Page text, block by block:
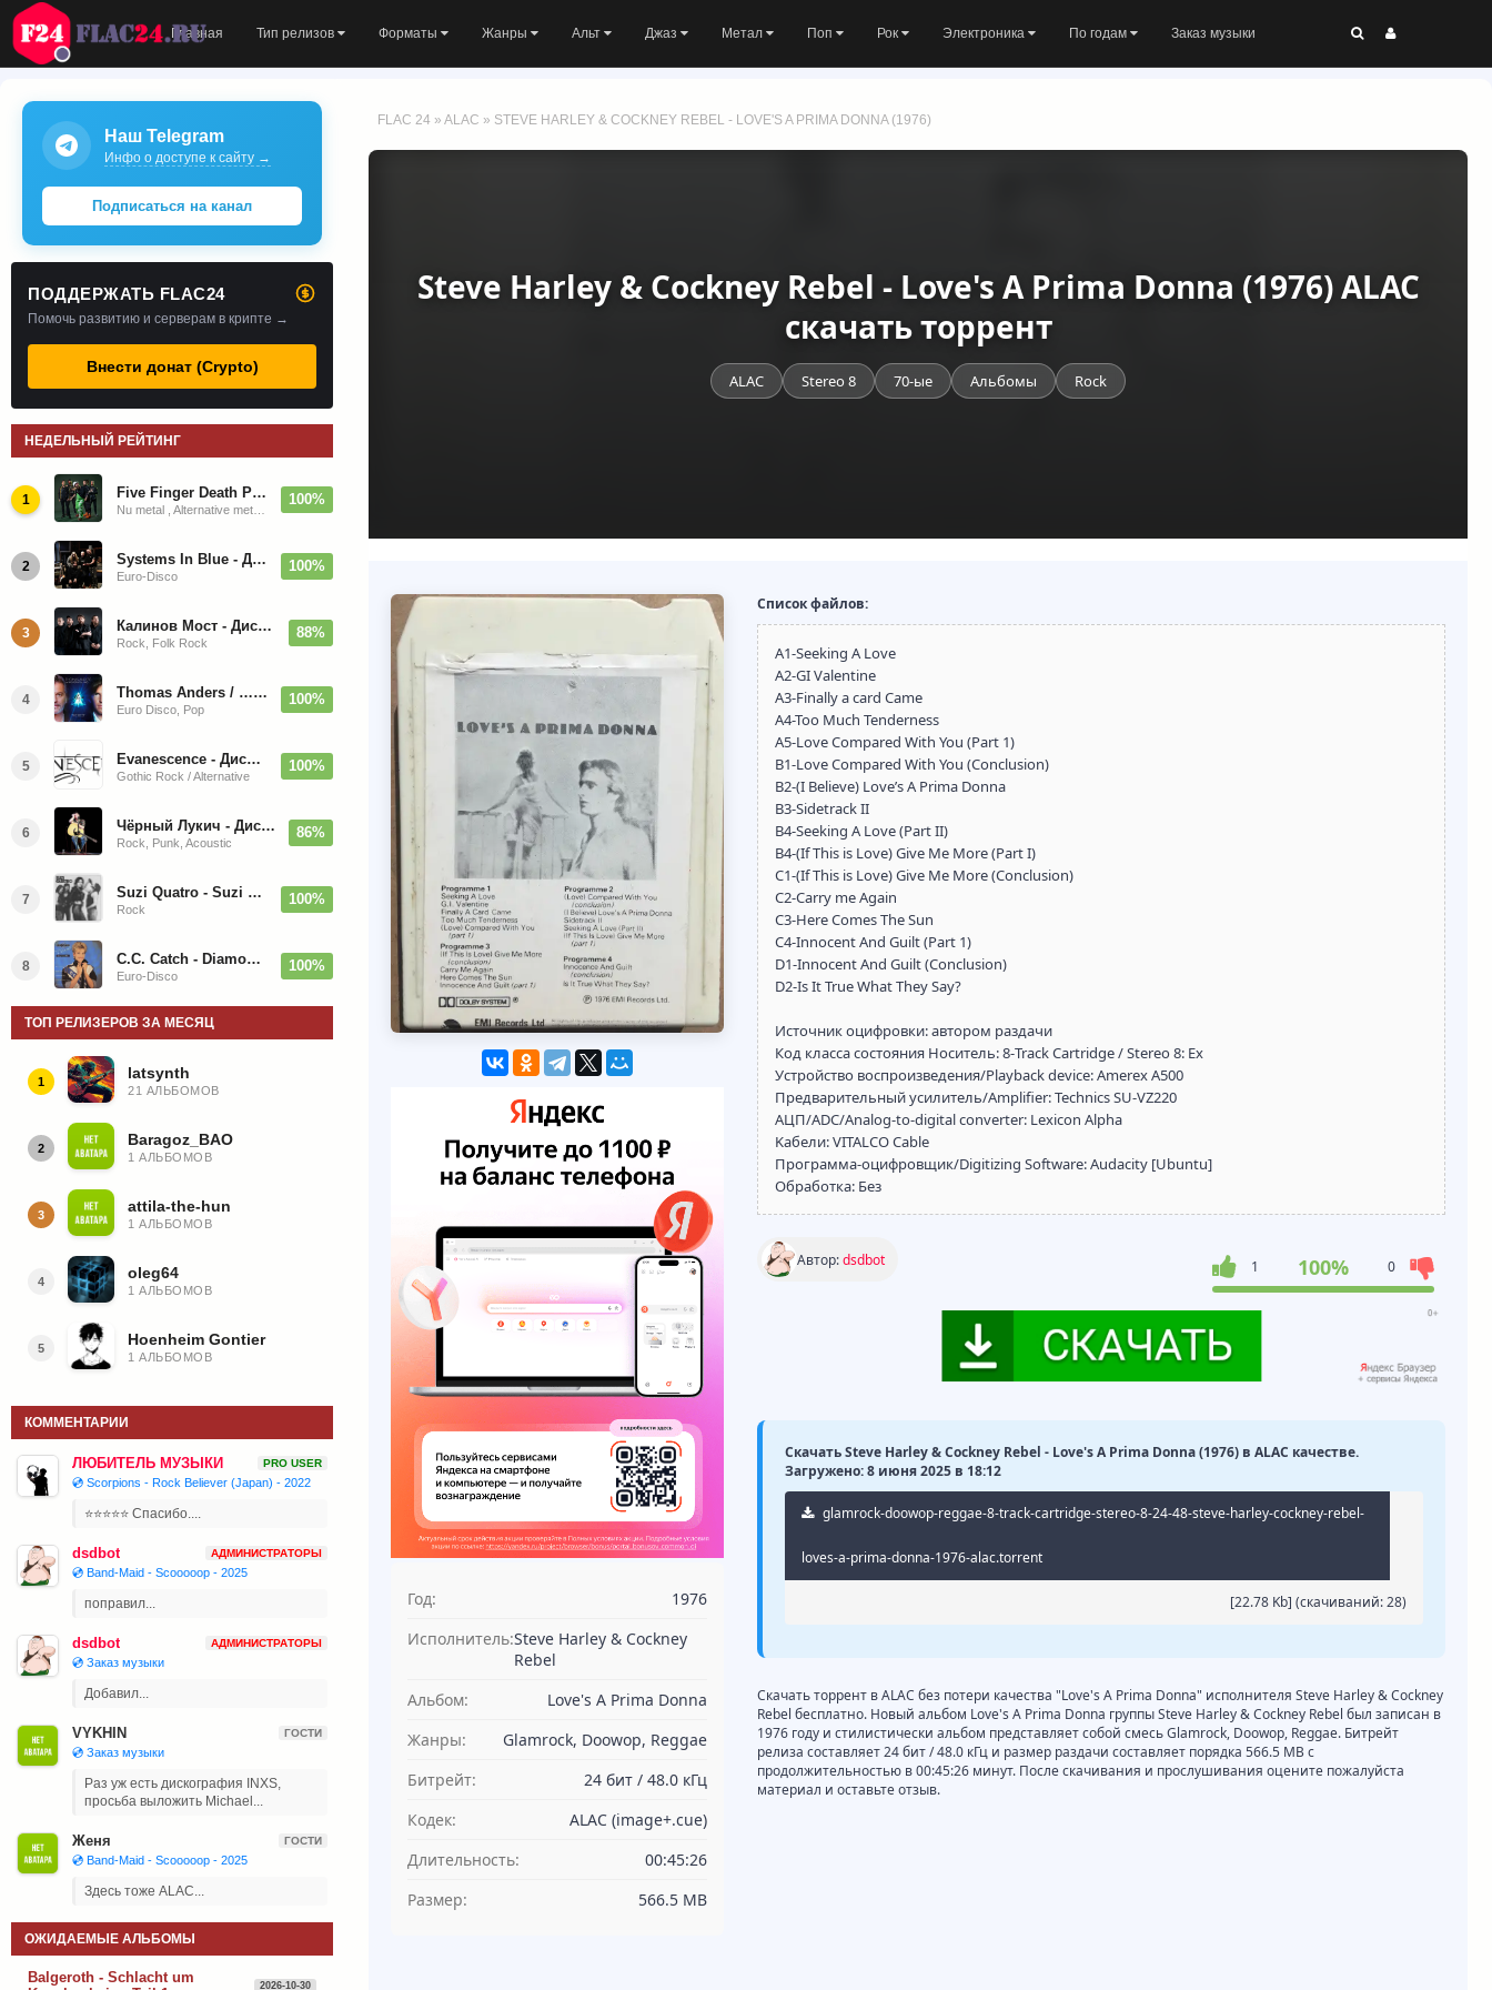
Главная Тип релизов Форматы Жанры Альт Джаз Метал Поп Рок Электроника По годам Заказ музыки
FLAC 24 » ALAC » STEVE HARLEY & COCKNEY REBEL - LOVE'S A PRIMA DONNA (1976)
Steve Harley & Cockney Rebel - Love's A Prima Donna (1976) ALAC
скачать торрент
ALAC Stereo 8 70-ые Альбомы Rock
Год:
1976
Исполнитель:Steve Harley & Cockney
Rebel
Альбом:
Love's A Prima Donna
Жанры:
Glamrock, Doowop, Reggae
Битрейт:
24 бит / 48.0 кГц
Кодек:
ALAC (image+.cue)
Длительность:
00:45:26
Размер:
566.5 MB
Список файлов:
A1-Seeking A Love
A2-GI Valentine
A3-Finally a card Came
A4-Too Much Tenderness
A5-Love Compared With You (Part 1)
B1-Love Compared With You (Conclusion)
B2-(I Believe) Love’s A Prima Donna
B3-Sidetrack II
B4-Seeking A Love (Part II)
B4-(If This is Love) Give Me More (Part I)
C1-(If This is Love) Give Me More (Conclusion)
C2-Carry me Again
C3-Here Comes The Sun
C4-Innocent And Guilt (Part 1)
D1-Innocent And Guilt (Conclusion)
D2-Is It True What They Say?
Источник оцифровки: автором раздачи
Код класса состояния Носитель: 8-Track Cartridge / Stereo 8: Ex
Устройство воспроизведения/Playback device: Amerex A500
Предварительный усилитель/Amplifier: Technics SU-VZ220
АЦП/ADC/Analog-to-digital converter: Lexicon Alpha
Kабели: VITALCO Cable
Программа-оцифровщик/Digitizing Software: Audacity [Ubuntu]
Обработка: Без
Автор:dsdbot 1 100% 0
Скачать Steve Harley & Cockney Rebel - Love's A Prima Donna (1976) в ALAC качестве.
Загружено: 8 июня 2025 в 18:12
glamrock-doowop-reggae-8-track-cartridge-stereo-8-24-48-steve-harley-cockney-rebel-
loves-a-prima-donna-1976-alac.torrent
[22.78 Kb] (cкачиваний: 28)
Скачать торрент в ALAC без потери качества "Love's A Prima Donna" исполнителя Steve Harley & Cockney
Rebel бесплатно. Новый альбом Love's A Prima Donna группы Steve Harley & Cockney Rebel был записан в
1976 году и стилистически альбом представляет собой смесь Glamrock, Doowop, Reggae. Битрейт
релиза составляет 24 бит / 48.0 кГц и размер раздачи составляет порядка 566.5 MB с
продолжительностью в 00:45:26 минут. После скачивания и прослушивания оцените пожалуйста
материал и оставьте отзыв.
Наш Telegram
Инфо о доступе к сайту →
Подписаться на канал
ПОДДЕРЖАТЬ FLAC24
Помочь развитию и серверам в крипте →
Внести донат (Crypto)
НЕДЕЛЬНЫЙ РЕЙТИНГ
1 Five Finger Death Punch - Дискография (2008-2026) 100%
2 Systems In Blue - Дискография (2020-2026)
Euro-Disco
100%
3 Калинов Мост - Дискография (1986-2026)
Rock, Folk Rock
88%
4 Thomas Anders / … Sings Modern Talking: The Best hi-res
Euro Disco, Pop
100%
5 Evanescence - Дискография (1998-2026)
Gothic Rock / Alternative
100%
6 Чёрный Лукич - Дискография (1987-2014)
Rock, Punk, Acoustic
86%
7 Suzi Quatro - Suzi Quatro (Bonus Tracks, Remaster) 1973/2022
Rock
100%
8 C.C. Catch - Diamonds. Her Greatest Hits 1988
Euro-Disco
100%
ТОП РЕЛИЗЕРОВ ЗА МЕСЯЦ
1 latsynth
21 АЛЬБОМОВ
2 Baragoz_BAO
1 АЛЬБОМОВ
3 attila-the-hun
1 АЛЬБОМОВ
4 oleg64
1 АЛЬБОМОВ
5 Hoenheim Gontier
1 АЛЬБОМОВ
КОММЕНТАРИИ
ЛЮБИТЕЛЬ МУЗЫКИ PRO USER
💿 Scorpions - Rock Believer (Japan) - 2022
⭐⭐⭐⭐⭐ Спасибо....
dsdbot АДМИНИСТРАТОРЫ
💿 Band-Maid - Scooooop - 2025
поправил...
dsdbot АДМИНИСТРАТОРЫ
💿 Заказ музыки
Добавил...
VYKHIN ГОСТИ
💿 Заказ музыки
Раз уж есть дискография INXS,
просьба выложить Michael...
Женя ГОСТИ
💿 Band-Maid - Scooooop - 2025
Здесь тоже ALAC...
ОЖИДАЕМЫЕ АЛЬБОМЫ
Balgeroth - Schlacht um
2026-10-30